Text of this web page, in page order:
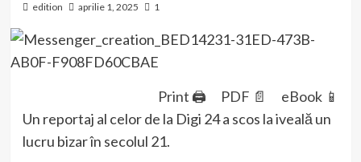
edition aprilie 1, 2025 1
Print 🖨 PDF 📄
eBook 📱
Un reportaj al celor de la Digi 24 a scos la iveală un
lucru bizar în secolul 21.